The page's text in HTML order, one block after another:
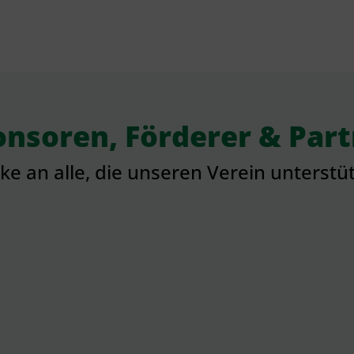
Förderer &
an alle, die unseren Verein